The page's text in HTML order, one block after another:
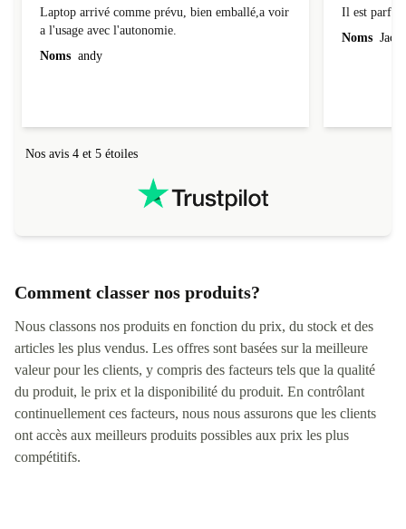
Laptop arrivé comme prévu, bien emballé,a voir
a l'usage avec l'autonomie.
Noms andy
Il est parfait
Noms
Nos avis 4 et 5 étoiles
Comment classer nos produits?
Nous classons nos produits en fonction du prix, du stock et des
articles les plus vendus. Les offres sont basées sur la meilleure
valeur pour les clients, y compris des facteurs tels que la qualité
du produit, le prix et la disponibilité du produit. En contrôlant
continuellement ces facteurs, nous nous assurons que les clients
ont accès aux meilleurs produits possibles aux prix les plus
compétitifs.